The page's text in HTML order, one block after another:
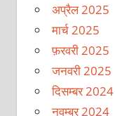
अप्रैल 2025
मार्च 2025
फ़रवरी 2025
जनवरी 2025
दिसम्बर 2024
नवम्बर 2024